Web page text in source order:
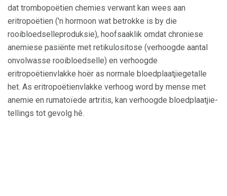
dat trombopoëtien chemies verwant kan wees aan
eritropoëtien ('n hormoon wat betrokke is by die
rooibloedselleproduksie), hoofsaaklik omdat chroniese
anemiese pasiënte met retikulositose (verhoogde aantal
onvolwasse rooibloedselle) en verhoogde
eritropoëtienvlakke hoër as normale bloedplaatjiegetalle
het. As eritropoëtienvlakke verhoog word by mense met
anemie en rumatoïede artritis, kan verhoogde bloedplaatjie-
tellings tot gevolg hê.